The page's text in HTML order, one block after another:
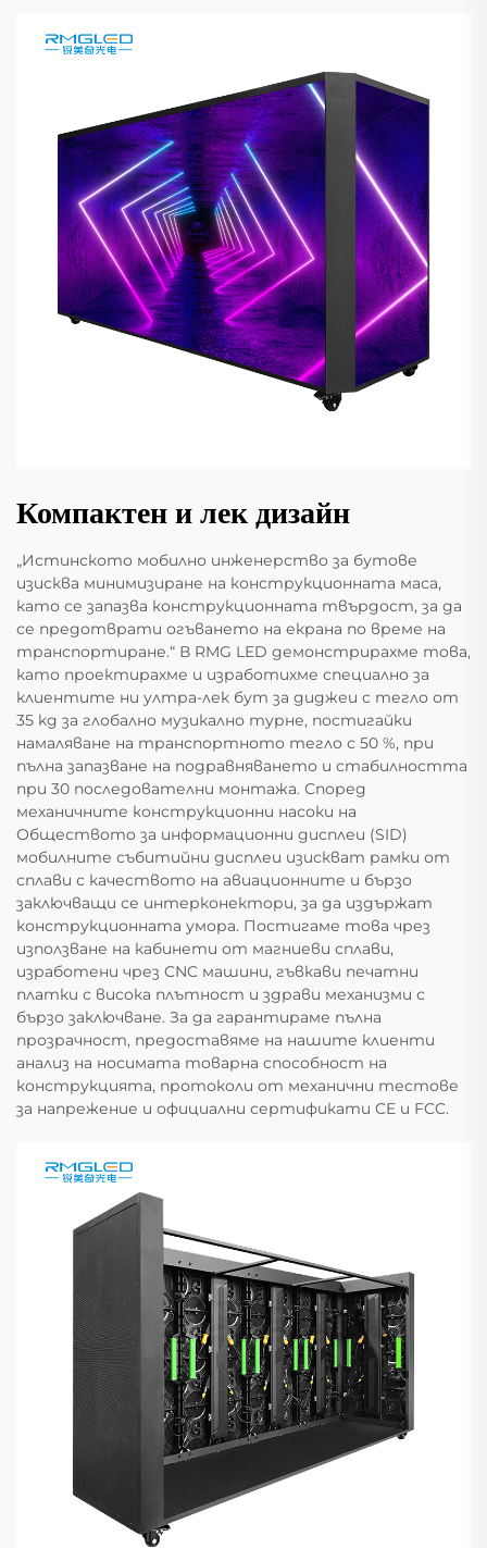
Компактен и лек дизайн
„Истинското мобилно инженерство за бутове
изисква минимизиране на конструкционната маса,
като се запазва конструкционната твърдост, за да
се предотврати огъването на екрана по време на
транспортиране.“ В RMG LED демонстрирахме това,
като проектирахме и изработихме специално за
клиентите ни ултра-лек бут за диджеи с тегло от
35 kg за глобално музикално турне, постигайки
намаляване на транспортното тегло с 50 %, при
пълна запазване на подравняването и стабилността
при 30 последователни монтажа. Според
механичните конструкционни насоки на
Обществото за информационни дисплеи (SID)
мобилните събитийни дисплеи изискват рамки от
сплави с качеството на авиационните и бързо
заключващи се интерконектори, за да издържат
конструкционната умора. Постигаме това чрез
използване на кабинети от магниеви сплави,
изработени чрез CNC машини, гъвкави печатни
платки с висока плътност и здрави механизми с
бързо заключване. За да гарантираме пълна
прозрачност, предоставяме на нашите клиенти
анализ на носимата товарна способност на
конструкцията, протоколи от механични тестове
за напрежение и официални сертификати CE и FCC.